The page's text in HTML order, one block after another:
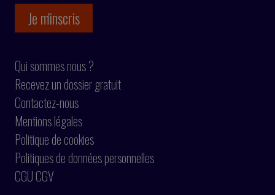
Qui sommes nous ?
Recevez un dossier gratuit
Contactez-nous
Mentions légales
Politique de cookies
Politiques de données personnelles
CGU CGV